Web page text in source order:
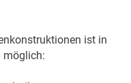
ist in
möglich: